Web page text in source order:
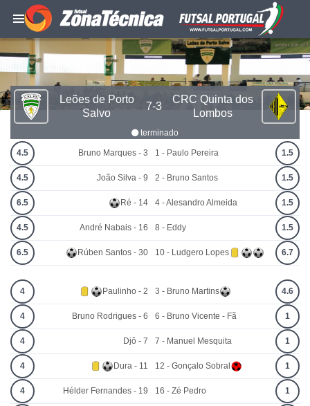
Leões de Porto
Salvo
7-3
CRC Quinta dos
Lombos
terminado
4.5 Bruno Marques - 3
4.5 João Silva - 9
6.5 Ré - 14
4.5 André Nabais - 16
6.5 Rúben Santos - 30
1 - Paulo Pereira 1.5
2 - Bruno Santos 1.5
4 - Alesandro Almeida 1.5
8 - Eddy 1.5
10 - Ludgero Lopes 6.7
4 Paulinho - 2
4 Bruno Rodrigues - 6
4 Djô - 7
4 Dura - 11
4 Hélder Fernandes - 19
3 - Bruno Martins 4.6
6 - Bruno Vicente - Fã 1
7 - Manuel Mesquita 1
12 - Gonçalo Sobral 1
16 - Zé Pedro 1